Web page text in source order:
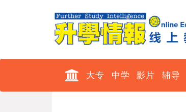
大专 中学 影片 辅导